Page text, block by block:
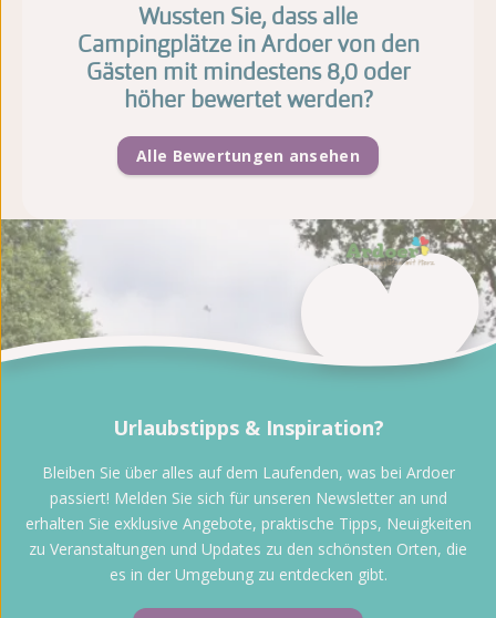
Wussten Sie, dass alle
Campingplätze in Ardoer von den
Gästen mit mindestens 8,0 oder
höher bewertet werden?
Alle Bewertungen ansehen
Urlaubstipps & Inspiration?
Bleiben Sie über alles auf dem Laufenden, was bei Ardoer
passiert! Melden Sie sich für unseren Newsletter an und
erhalten Sie exklusive Angebote, praktische Tipps, Neuigkeiten
zu Veranstaltungen und Updates zu den schönsten Orten, die
es in der Umgebung zu entdecken gibt.